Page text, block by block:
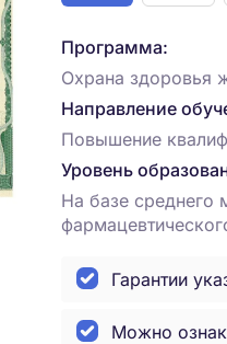
Программа:
Охрана здоровья
Направление
Повышение
Уровень
На базе среднего
Гарантии
Можно